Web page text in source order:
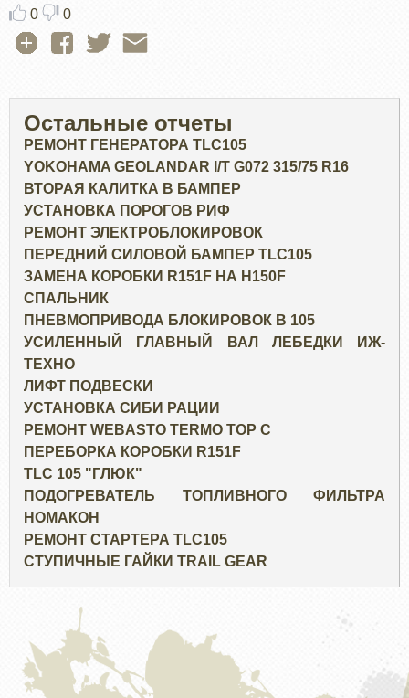
0 0
Остальные отчеты
РЕМОНТ ГЕНЕРАТОРА TLC105
YOKOHAMA GEOLANDAR I/T G072 315/75 R16
ВТОРАЯ КАЛИТКА В БАМПЕР
УСТАНОВКА ПОРОГОВ РИФ
РЕМОНТ ЭЛЕКТРОБЛОКИРОВОК
ПЕРЕДНИЙ СИЛОВОЙ БАМПЕР TLC105
ЗАМЕНА КОРОБКИ R151F НА H150F
СПАЛЬНИК
ПНЕВМОПРИВОДА БЛОКИРОВОК В 105
УСИЛЕННЫЙ ГЛАВНЫЙ ВАЛ ЛЕБЕДКИ ИЖ-
ТЕХНО
ЛИФТ ПОДВЕСКИ
УСТАНОВКА СИБИ РАЦИИ
РЕМОНТ WEBASTO TERMO TOP C
ПЕРЕБОРКА КОРОБКИ R151F
TLC 105 "ГЛЮК"
ПОДОГРЕВАТЕЛЬ ТОПЛИВНОГО ФИЛЬТРА
НОМАКОН
РЕМОНТ СТАРТЕРА TLC105
СТУПИЧНЫЕ ГАЙКИ TRAIL GEAR